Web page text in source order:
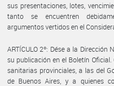
sus presentaciones, lotes,
tanto se encuentren
argumentos vertidos en el
ARTÍCULO 2º: Dése a la
su publicación en el Boletín
sanitarias provinciales, a las del
de Buenos Aires, y a quienes